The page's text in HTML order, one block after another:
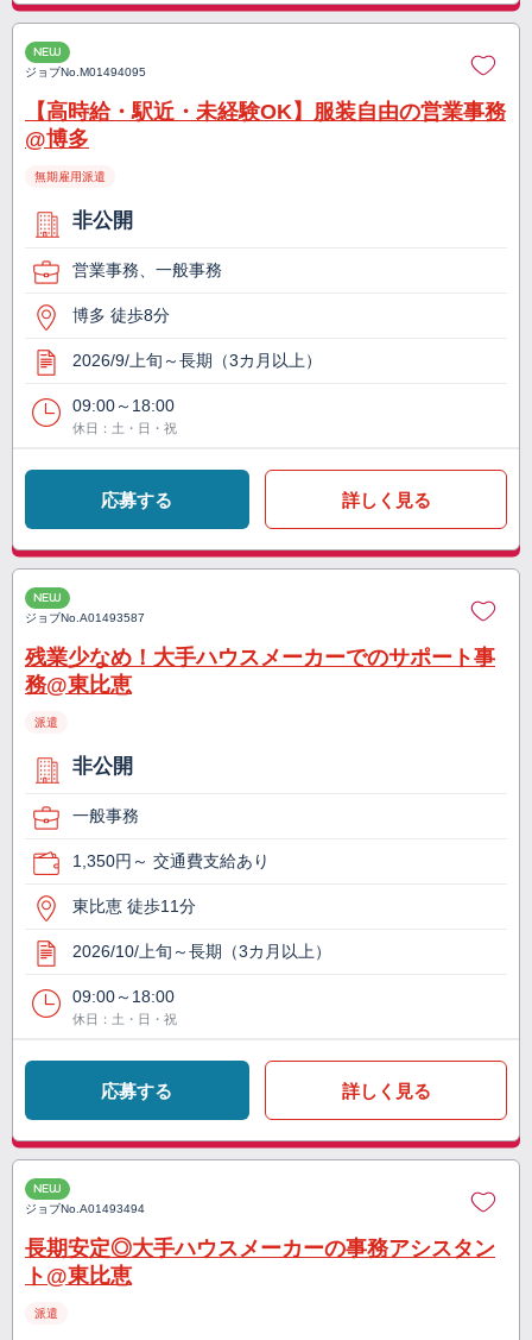
NEW
ジョブNo.M01494095
【高時給・駅近・未経験OK】服装自由の営業事務
@博多
無期雇用派遣
非公開
営業事務、一般事務
博多 徒歩8分
2026/9/上旬～長期（3カ月以上）
09:00～18:00
休日：土・日・祝
応募する 詳しく見る
NEW
ジョブNo.A01493587
残業少なめ！大手ハウスメーカーでのサポート事
務@東比恵
派遣
非公開
一般事務
1,350円～ 交通費支給あり
東比恵 徒歩11分
2026/10/上旬～長期（3カ月以上）
09:00～18:00
休日：土・日・祝
応募する 詳しく見る
NEW
ジョブNo.A01493494
長期安定◎大手ハウスメーカーの事務アシスタン
ト@東比恵
派遣